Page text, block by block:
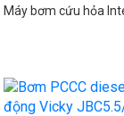
Máy bơm cứu hỏa